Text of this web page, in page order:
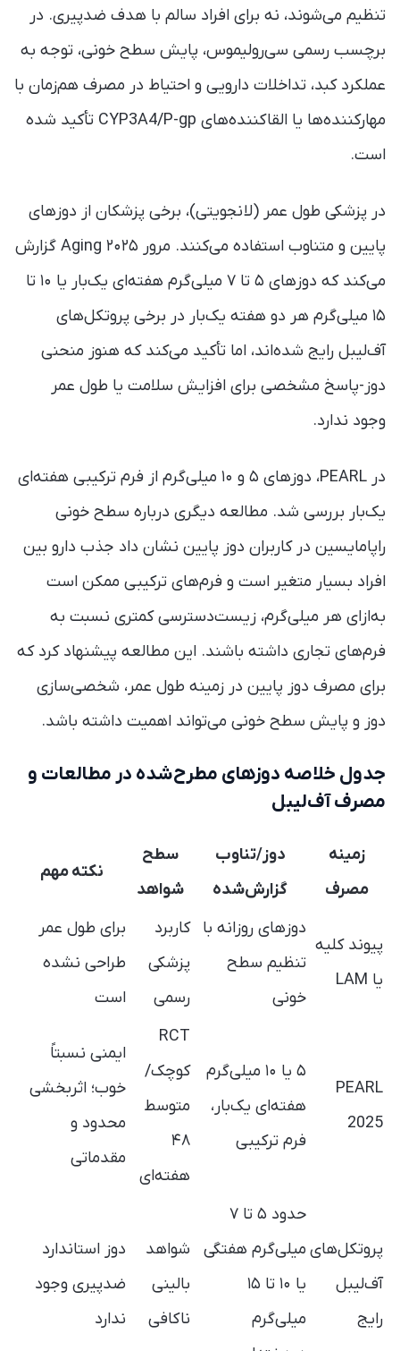
تنظیم می‌شوند، نه برای افراد سالم با هدف ضدپیری. در
برچسب رسمی سی‌رولیموس، پایش سطح خونی، توجه به
عملکرد کبد، تداخلات دارویی و احتیاط در مصرف هم‌زمان با
مهارکننده‌ها یا القاکننده‌های CYP3A4/P-gp تأکید شده
است.
در پزشکی طول عمر (لانجویتی)، برخی پزشکان از دوزهای
پایین و متناوب استفاده می‌کنند. مرور ۲۰۲۵ Aging گزارش
می‌کند که دوزهای ۵ تا ۷ میلی‌گرم هفته‌ای یک‌بار یا ۱۰ تا
۱۵ میلی‌گرم هر دو هفته یک‌بار در برخی پروتکل‌های
آف‌لیبل رایج شده‌اند، اما تأکید می‌کند که هنوز منحنی
دوز-پاسخ مشخصی برای افزایش سلامت یا طول عمر
وجود ندارد.
در PEARL، دوزهای ۵ و ۱۰ میلی‌گرم از فرم ترکیبی هفته‌ای
یک‌بار بررسی شد. مطالعه دیگری درباره سطح خونی
راپامایسین در کاربران دوز پایین نشان داد جذب دارو بین
افراد بسیار متغیر است و فرم‌های ترکیبی ممکن است
به‌ازای هر میلی‌گرم، زیست‌دسترسی کمتری نسبت به
فرم‌های تجاری داشته باشند. این مطالعه پیشنهاد کرد که
برای مصرف دوز پایین در زمینه طول عمر، شخصی‌سازی
دوز و پایش سطح خونی می‌تواند اهمیت داشته باشد.
جدول خلاصه دوزهای مطرح‌شده در مطالعات و
مصرف آف‌لیبل
زمینه
مصرف
دوز/تناوب
گزارش‌شده
سطح
شواهد
نکته مهم
پیوند کلیه
یا LAM
دوزهای روزانه با
تنظیم سطح
خونی
کاربرد
پزشکی
رسمی
برای طول عمر
طراحی نشده
است
PEARL
2025
۵ یا ۱۰ میلی‌گرم
هفته‌ای یک‌بار،
فرم ترکیبی
RCT
کوچک/
متوسط
۴۸
هفته‌ای
ایمنی نسبتاً
خوب؛ اثربخشی
محدود و
مقدماتی
پروتکل‌های
آف‌لیبل
رایج
حدود ۵ تا ۷
میلی‌گرم هفتگی
یا ۱۰ تا ۱۵
میلی‌گرم
شواهد
بالینی
ناکافی
دوز استاندارد
ضدپیری وجود
ندارد